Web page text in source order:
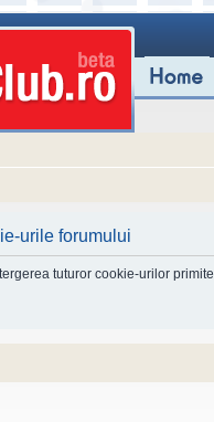
urile forumului
tuturor cookie-urilor